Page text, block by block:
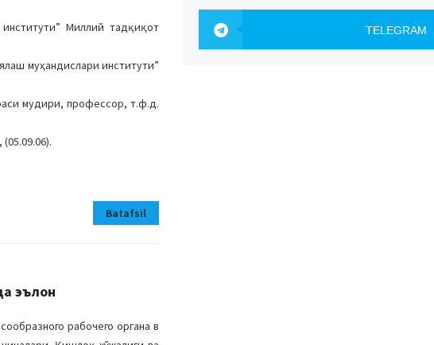
Миллий тадқиқот
муҳандислари институти”
мудири, профессор, т.ф.д.
Batafsil
эълон
рабочего органа в
TELEGRAM